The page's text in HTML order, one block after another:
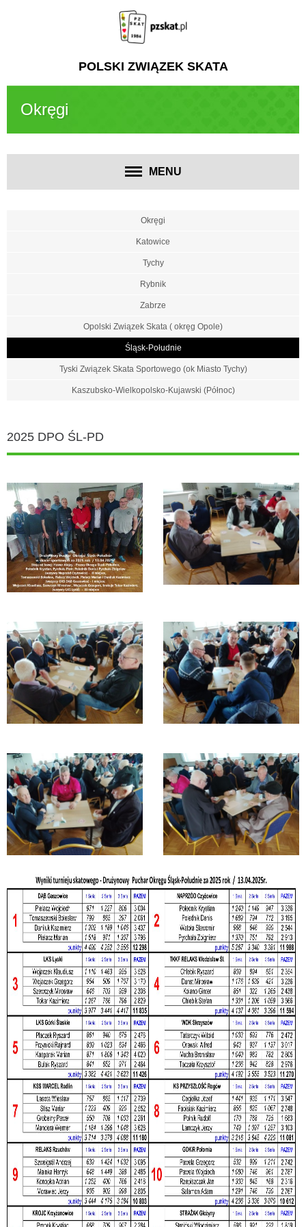
POLSKI ZWIĄZEK SKATA
Okręgi
MENU
Okręgi
Katowice
Tychy
Rybnik
Zabrze
Opolski Związek Skata ( okręg Opole)
Śląsk-Południe
Tyski Związek Skata Sportowego (ok Miasto Tychy)
Kaszubsko-Wielkopolsko-Kujawski (Północ)
2025 DPO ŚL-PD